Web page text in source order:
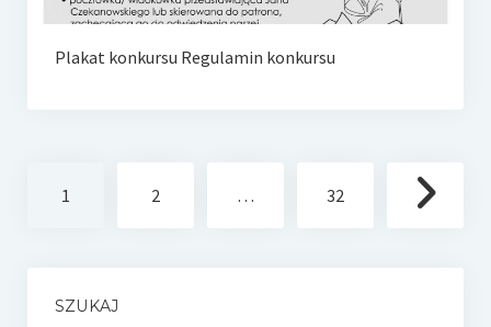
Plakat konkursu Regulamin konkursu
wpisów
1 2 … 32
SZUKAJ